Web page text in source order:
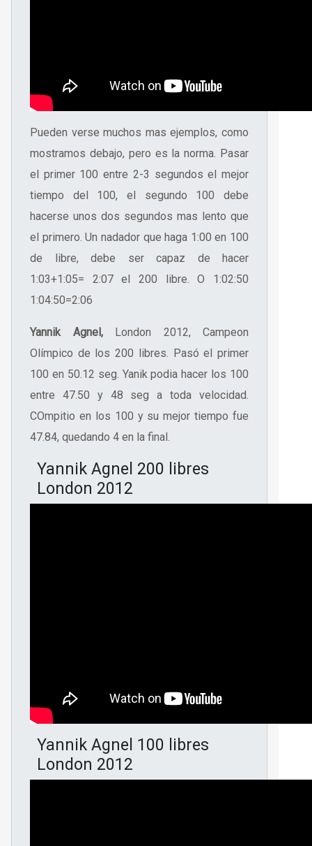
Pueden verse muchos mas ejemplos, como
mostramos debajo, pero es la norma. Pasar
el primer 100 entre 2-3 segundos el mejor
tiempo del 100, el segundo 100 debe
hacerse unos dos segundos mas lento que
el primero. Un nadador que haga 1:00 en 100
de libre, debe ser capaz de hacer
1:03+1:05= 2:07 el 200 libre. O 1:02:50
1:04:50=2:06
Yannik Agnel,London 2012, Campeon
Olímpico de los 200 libres. Pasó el primer
100 en 50.12 seg. Yanik podia hacer los 100
entre 47.50 y 48 seg a toda velocidad.
COmpitio en los 100 y su mejor tiempo fue
47.84, quedando 4 en la final.
Yannik Agnel 200 libres
London 2012
Yannik Agnel 100 libres
London 2012